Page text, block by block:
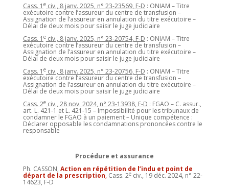
Cass. 1 eciv., 8 janv. 2025, n° 23-23569, F-D : ONIAM – Titre
exécutoire contre l’assureur du centre de transfusion –
Assignation de l’assureur en annulation du titre exécutoire –
Délai de deux mois pour saisir le juge judiciaire
Cass. 1 eciv., 8 janv. 2025, n° 23-20754, F-D : ONIAM – Titre
exécutoire contre l’assureur du centre de transfusion –
Assignation de l’assureur en annulation du titre exécutoire –
Délai de deux mois pour saisir le juge judiciaire
Cass. 1 eciv., 8 janv. 2025, n° 23-20756, F-D : ONIAM – Titre
exécutoire contre l’assureur du centre de transfusion –
Assignation de l’assureur en annulation du titre exécutoire –
Délai de deux mois pour saisir le juge judiciaire
Cass. 2eciv., 28 nov. 2024, n° 23-13938, F-D : FGAO – C. assur.,
art. L. 421-1 et L. 421-15 – Impossibilité pour les tribunaux de
condamner le FGAO à un paiement – Unique compétence :
Déclarer opposable les condamnations prononcées contre le
responsable
Procédure et assurance
Ph. CASSON, Action en répétition de l’indu et point de
départ de la prescription,Cass. 2eciv., 19 déc. 2024, n° 22-
14623, F-D